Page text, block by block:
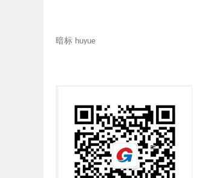
暗标 huyue